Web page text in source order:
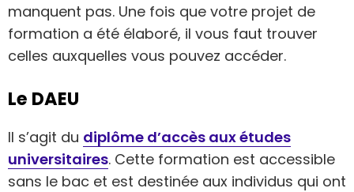
manquent pas. Une fois que votre projet de
formation a été élaboré, il vous faut trouver
celles auxquelles vous pouvez accéder.
Le DAEU
Il s’agit du diplôme d’accès aux études
universitaires. Cette formation est accessible
sans le bac et est destinée aux individus qui ont